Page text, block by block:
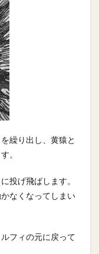
繰り出し、黄猿と
。
投げ飛ばします。
なくなってしまい
フィの元に戻って